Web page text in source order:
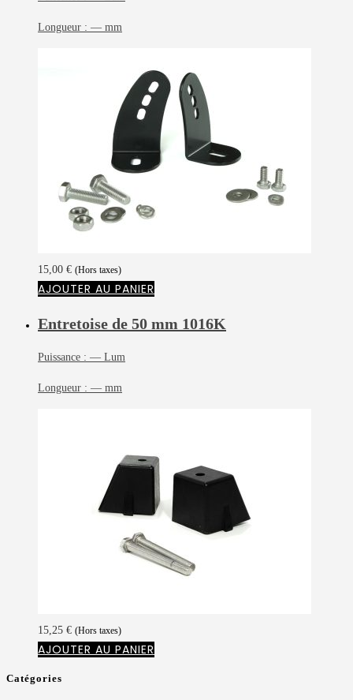
Longueur : — mm
15,00 € (Hors taxes)
AJOUTER AU PANIER
Entretoise de 50 mm 1016K
Puissance : — Lum
Longueur : — mm
15,25 € (Hors taxes)
AJOUTER AU PANIER
Catégories